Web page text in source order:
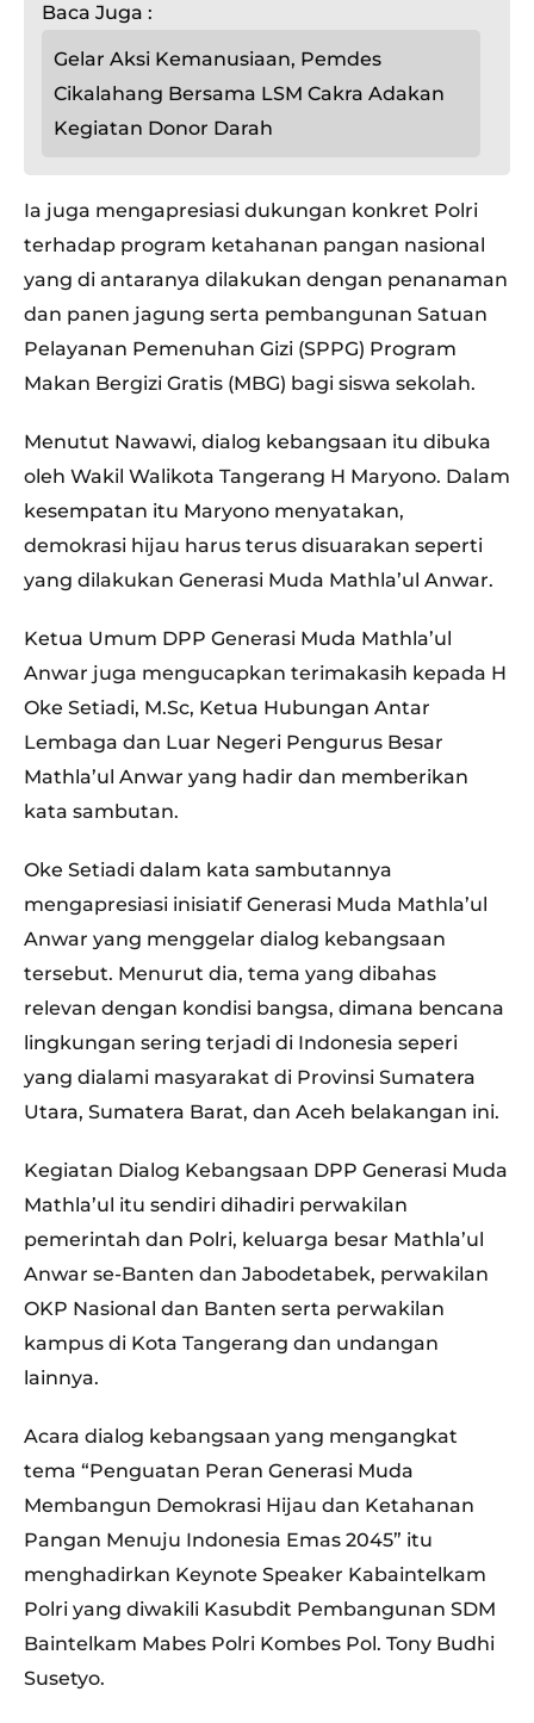
Baca Juga :
Gelar Aksi Kemanusiaan, Pemdes
Cikalahang Bersama LSM Cakra Adakan
Kegiatan Donor Darah
Ia juga mengapresiasi dukungan konkret Polri
terhadap program ketahanan pangan nasional
yang di antaranya dilakukan dengan penanaman
dan panen jagung serta pembangunan Satuan
Pelayanan Pemenuhan Gizi (SPPG) Program
Makan Bergizi Gratis (MBG) bagi siswa sekolah.
Menutut Nawawi, dialog kebangsaan itu dibuka
oleh Wakil Walikota Tangerang H Maryono. Dalam
kesempatan itu Maryono menyatakan,
demokrasi hijau harus terus disuarakan seperti
yang dilakukan Generasi Muda Mathla’ul Anwar.
Ketua Umum DPP Generasi Muda Mathla’ul
Anwar juga mengucapkan terimakasih kepada H
Oke Setiadi, M.Sc, Ketua Hubungan Antar
Lembaga dan Luar Negeri Pengurus Besar
Mathla’ul Anwar yang hadir dan memberikan
kata sambutan.
Oke Setiadi dalam kata sambutannya
mengapresiasi inisiatif Generasi Muda Mathla’ul
Anwar yang menggelar dialog kebangsaan
tersebut. Menurut dia, tema yang dibahas
relevan dengan kondisi bangsa, dimana bencana
lingkungan sering terjadi di Indonesia seperi
yang dialami masyarakat di Provinsi Sumatera
Utara, Sumatera Barat, dan Aceh belakangan ini.
Kegiatan Dialog Kebangsaan DPP Generasi Muda
Mathla’ul itu sendiri dihadiri perwakilan
pemerintah dan Polri, keluarga besar Mathla’ul
Anwar se-Banten dan Jabodetabek, perwakilan
OKP Nasional dan Banten serta perwakilan
kampus di Kota Tangerang dan undangan
lainnya.
Acara dialog kebangsaan yang mengangkat
tema “Penguatan Peran Generasi Muda
Membangun Demokrasi Hijau dan Ketahanan
Pangan Menuju Indonesia Emas 2045” itu
menghadirkan Keynote Speaker Kabaintelkam
Polri yang diwakili Kasubdit Pembangunan SDM
Baintelkam Mabes Polri Kombes Pol. Tony Budhi
Susetyo.